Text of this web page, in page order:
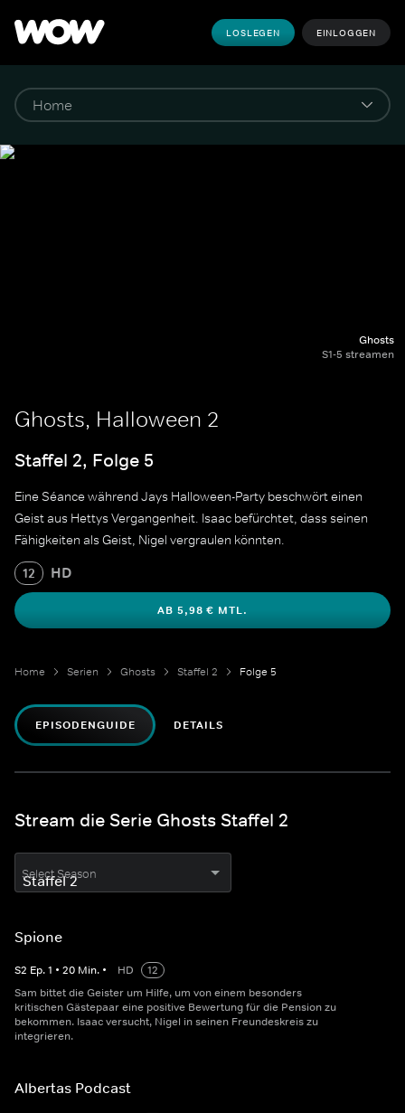
LOSLEGEN EINLOGGEN
Ghosts
S1-5 streamen
Ghosts, Halloween 2
Staffel 2, Folge 5
Eine Séance während Jays Halloween-Party beschwört einen
Geist aus Hettys Vergangenheit. Isaac befürchtet, dass seinen
Fähigkeiten als Geist, Nigel vergraulen könnten.
12 HD
AB 5,98 € MTL.
Home Serien Ghosts Staffel 2 Folge 5
EPISODENGUIDE DETAILS
Stream die Serie Ghosts Staffel 2
Select Season
Spione
S2 Ep.1 • 20 Min. • HD
12
Sam bittet die Geister um Hilfe, um von einem besonders
kritischen Gästepaar eine positive Bewertung für die Pension zu
bekommen. Isaac versucht, Nigel in seinen Freundeskreis zu
integrieren.
Albertas Podcast